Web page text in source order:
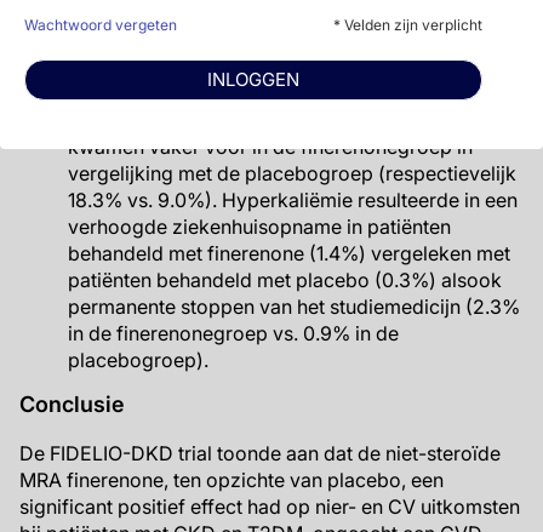
Wachtwoord vergeten * Velden zijn verplicht
INLOGGEN
placebo. Finerenone had echter geen effect op
non-fatale beroerte (HR=1.03, 95% CI: 0.76-1.38).
Over het algemeen waren er tussen beide groepen
vergelijkbare bijwerkingen tijdens de behandeling.
kwamen vaker voor in de finerenonegroep in
vergelijking met de placebogroep (respectievelijk
18.3% vs. 9.0%). Hyperkaliëmie resulteerde in een
verhoogde ziekenhuisopname in patiënten
behandeld met finerenone (1.4%) vergeleken met
patiënten behandeld met placebo (0.3%) alsook
permanente stoppen van het studiemedicijn (2.3%
in de finerenonegroep vs. 0.9% in de
placebogroep).
Conclusie
De FIDELIO-DKD trial toonde aan dat de niet-steroïde
MRA finerenone, ten opzichte van placebo, een
significant positief effect had op nier- en CV uitkomsten